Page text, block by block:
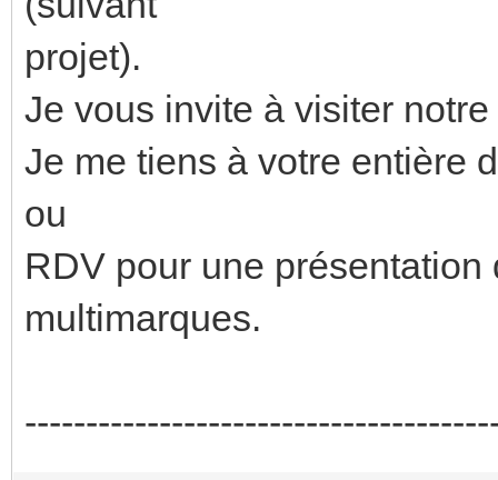
projet).
Je vous invite à visiter
Je me tiens à votre entière
ou
RDV pour une
multimarques.